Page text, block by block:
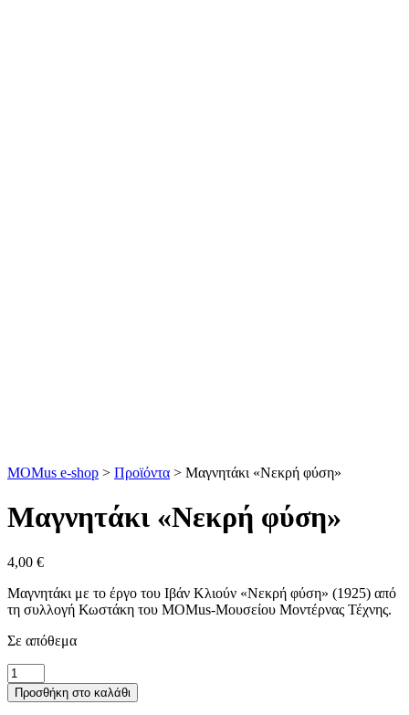
MOMus e-shop > Προϊόντα > Μαγνητάκι «Νεκρή φύση»
Μαγνητάκι «Νεκρή φύση»
4,00 €
Μαγνητάκι με το έργο του Ιβάν Κλιούν «Νεκρή φύση» (1925) από
τη συλλογή Κωστάκη του MOMus-Μουσείου Μοντέρνας Τέχνης.
Σε απόθεμα
Μαγνητάκι
«Νεκρή
φύση»
Προσθήκη στο καλάθι